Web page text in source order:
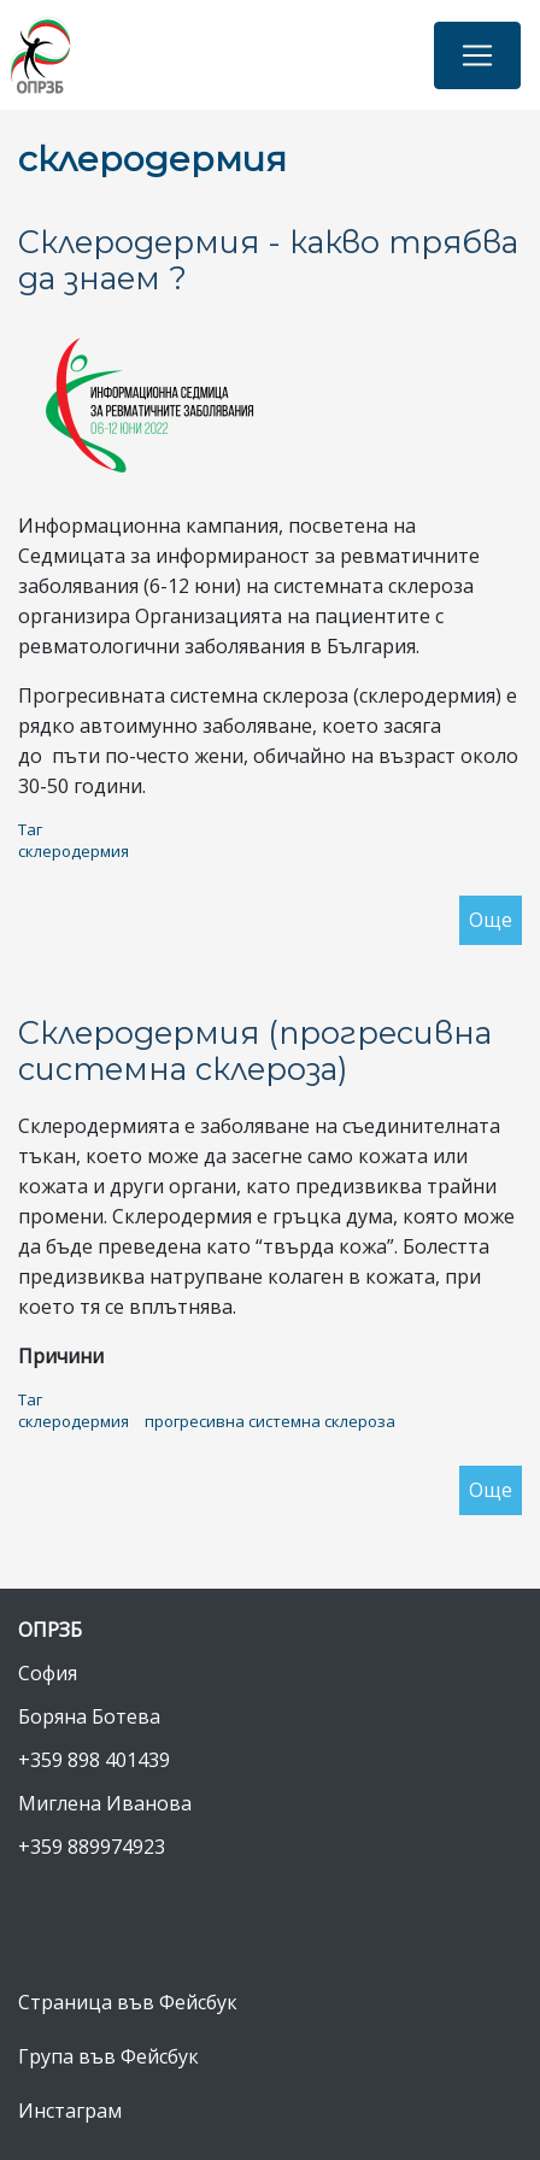
склеродермия
Склеродермия - какво трябва
да знаем ?
Информационна кампания, посветена на
Седмицата за информираност за ревматичните
заболявания (6-12 юни) на системната склероза
организира Организацията на пациентите с
ревматологични заболявания в България.
Прогресивната системна склероза (склеродермия) е
рядко автоимунно заболяване, което засяга
до пъти по-често жени, обичайно на възраст около
30-50 години.
Таг
склеродермия
Още
Склеродермия (прогресивна
системна склероза)
Склеродермията е заболяване на съединителната
тъкан, което може да засегне само кожата или
кожата и други органи, като предизвиква трайни
промени. Склеродермия е гръцка дума, която може
да бъде преведена като “твърда кожа”. Болестта
предизвиква натрупване колаген в кожата, при
което тя се вплътнява.
Причини
Таг
склеродермия
прогресивна системна склероза
Още
ОПРЗБ
София
Боряна Ботева
+359 898 401439
Миглена Иванова
+359 889974923
Страница във Фейсбук
Група във Фейсбук
Инстаграм